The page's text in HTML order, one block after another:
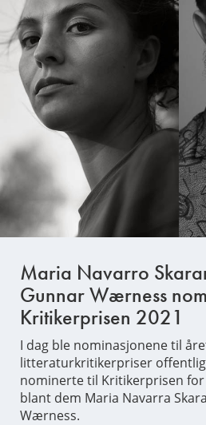
Maria Navarro
Gunnar Wærness
Kritikerprisen 2021
I dag ble nominasjonene til
litteraturkritikerpriser
nominerte til Kritikerprisen for
blant dem Maria Navarra
Wærness.